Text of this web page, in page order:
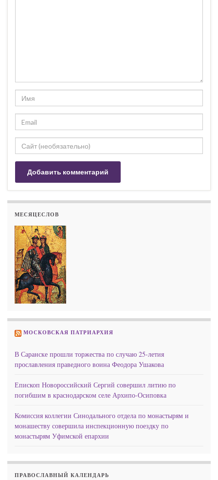
МЕСЯЦЕСЛОВ
МОСКОВСКАЯ ПАТРИАРХИЯ
В Саранске прошли торжества по случаю 25-летия
прославления праведного воина Феодора Ушакова
Епископ Новороссийский Сергий совершил литию по
погибшим в краснодарском селе Архипо-Осиповка
Комиссия коллегии Синодального отдела по монастырям и
монашеству совершила инспекционную поездку по
монастырям Уфимской епархии
ПРАВОСЛАВНЫЙ КАЛЕНДАРЬ